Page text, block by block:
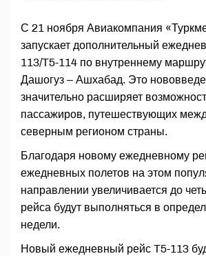
С 21 ноября Авиакомпания
запускает дополнительный
113/T5-114 по внутреннему
Дашогуз – Ашхабад. Это
значительно расширяет
пассажиров, путешествующих
северным регионом страны.
Благодаря новому ежедневному
ежедневных полетов на этом
направлении увеличивается до
рейса будут выполняться в
недели.
Новый ежедневный рейс T5-113